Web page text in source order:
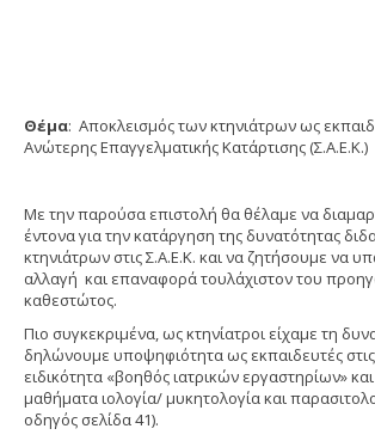
Θέμα: Αποκλεισμός των κτηνιάτρων ως
Ανώτερης Επαγγελματικής Κατάρτισης (Σ.Α.Ε.Κ.)
Με την παρούσα επιστολή θα θέλαμε να
έντονα για την κατάργηση της δυνατότητας
κτηνιάτρων στις Σ.Α.Ε.Κ. και να ζητήσουμε να
αλλαγή και επαναφορά τουλάχιστον του
καθεστώτος.
Πιο συγκεκριμένα, ως κτηνίατροι είχαμε τη
δηλώνουμε υποψηφιότητα ως εκπαιδευτές
ειδικότητα «βοηθός ιατρικών εργαστηρίων»
μαθήματα ιολογία/ μυκητολογία και
οδηγός σελίδα 41).